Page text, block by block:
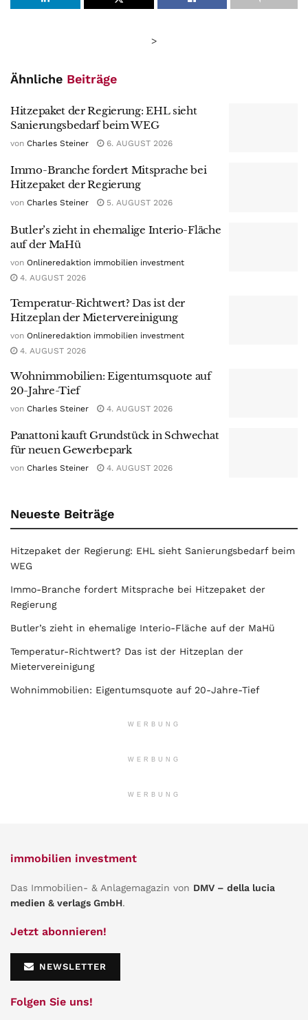
>
Ähnliche Beiträge
Hitzepaket der Regierung: EHL sieht
Sanierungsbedarf beim WEG
von Charles Steiner 6. AUGUST 2026
Immo-Branche fordert Mitsprache bei
Hitzepaket der Regierung
von Charles Steiner 5. AUGUST 2026
Butler’s zieht in ehemalige Interio-Fläche
auf der MaHü
von Onlineredaktion immobilien investment
4. AUGUST 2026
Temperatur-Richtwert? Das ist der
Hitzeplan der Mietervereinigung
von Onlineredaktion immobilien investment
4. AUGUST 2026
Wohnimmobilien: Eigentumsquote auf
20-Jahre-Tief
von Charles Steiner 4. AUGUST 2026
Panattoni kauft Grundstück in Schwechat
für neuen Gewerbepark
von Charles Steiner 4. AUGUST 2026
Neueste Beiträge
Hitzepaket der Regierung: EHL sieht Sanierungsbedarf beim
WEG
Immo-Branche fordert Mitsprache bei Hitzepaket der
Regierung
Butler’s zieht in ehemalige Interio-Fläche auf der MaHü
Temperatur-Richtwert? Das ist der Hitzeplan der
Mietervereinigung
Wohnimmobilien: Eigentumsquote auf 20-Jahre-Tief
WERBUNG
WERBUNG
WERBUNG
immobilien investment
Das Immobilien- & Anlagemagazin von DMV – della lucia
medien & verlags GmbH.
Jetzt abonnieren!
NEWSLETTER
Folgen Sie uns!